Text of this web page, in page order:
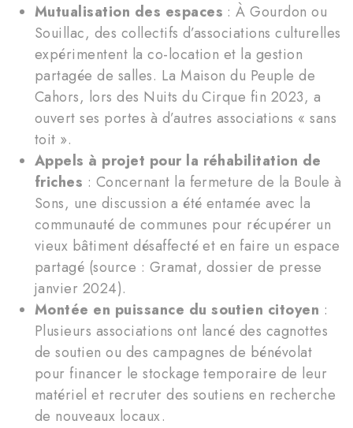
Mutualisation des espaces : À Gourdon ou
Souillac, des collectifs d’associations culturelles
expérimentent la co-location et la gestion
partagée de salles. La Maison du Peuple de
Cahors, lors des Nuits du Cirque fin 2023, a
ouvert ses portes à d’autres associations « sans
toit ».
Appels à projet pour la réhabilitation de
friches : Concernant la fermeture de la Boule à
Sons, une discussion a été entamée avec la
communauté de communes pour récupérer un
vieux bâtiment désaffecté et en faire un espace
partagé (source : Gramat, dossier de presse
janvier 2024).
Montée en puissance du soutien citoyen :
Plusieurs associations ont lancé des cagnottes
de soutien ou des campagnes de bénévolat
pour financer le stockage temporaire de leur
matériel et recruter des soutiens en recherche
de nouveaux locaux.